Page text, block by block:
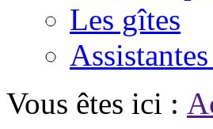
Les gîtes
Vous êtes ici :